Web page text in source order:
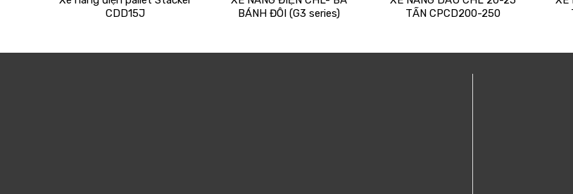
CDD15J
BÁNH ĐÔI (G3 series)
TẤN CPCD200-250